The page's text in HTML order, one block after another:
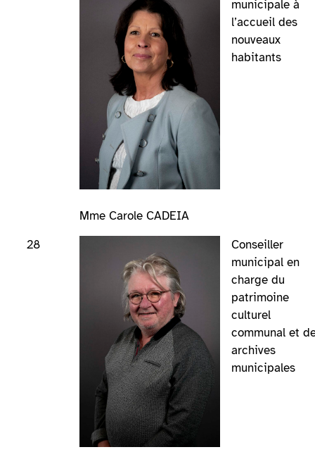
Mme Carole CADEIA
municipale à
l’accueil des
nouveaux
habitants
28
Conseiller
municipal en
charge du
patrimoine
culturel
communal et
archives
municipales